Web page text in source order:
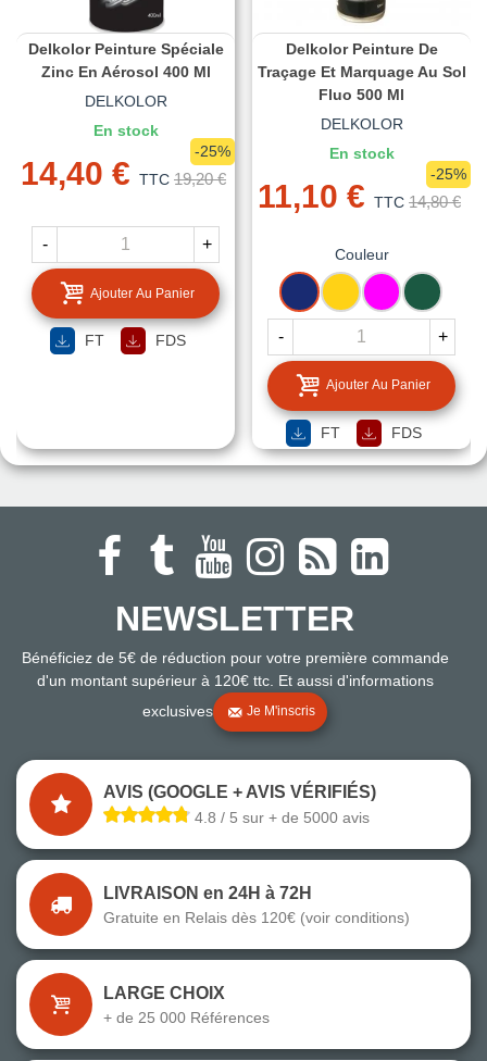
Delkolor Peinture Spéciale
Zinc En Aérosol 400 Ml
DELKOLOR
En stock
14,40 € TTC 19,20 €
-25%
- +
Ajouter Au Panier
FT FDS
Delkolor Peinture De
Traçage Et Marquage Au Sol
Fluo 500 Ml
DELKOLOR
En stock
11,10 € TTC 14,80 €
-25%
Couleur
BLEU
JAUNE FUCHSIAVERT
- +
Ajouter Au Panier
FT FDS
NEWSLETTER
Bénéficiez de 5€ de réduction pour votre première commande
d'un montant supérieur à 120€ ttc. Et aussi d'informations
exclusives
Je M'inscris
AVIS (GOOGLE + AVIS VÉRIFIÉS)
4.8 / 5 sur + de 5000 avis
LIVRAISON en 24H à 72H
Gratuite en Relais dès 120€ (voir conditions)
LARGE CHOIX
+ de 25 000 Références